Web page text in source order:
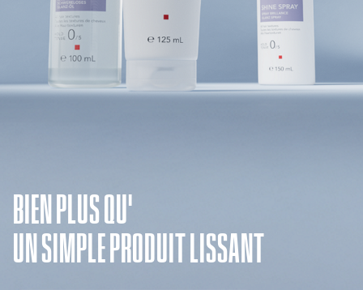
BIEN PLUS QU'
UN SIMPLE PRODUIT LISSANT